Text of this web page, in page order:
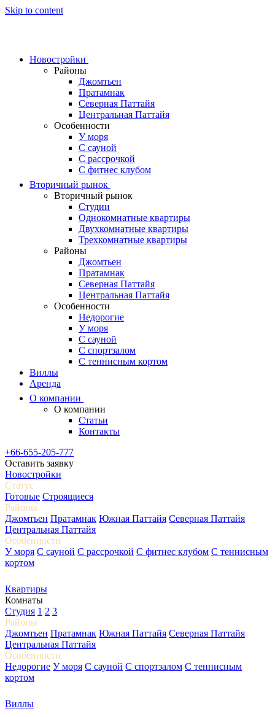
Skip to content
Новостройки
Районы
Джомтьен
Пратамнак
Северная Паттайя
Центральная Паттайя
Особенности
У моря
С сауной
С рассрочкой
С фитнес клубом
Вторичный рынок
Вторичный рынок
Студии
Однокомнатные квартиры
Двухкомнатные квартиры
Трехкомнатные квартиры
Районы
Джомтьен
Пратамнак
Северная Паттайя
Центральная Паттайя
Особенности
Недорогие
У моря
С сауной
С спортзалом
С теннисным кортом
Виллы
Аренда
О компании
О компании
Статьи
Контакты
+66-655-205-777
Оставить заявку
Новостройки
Статус
Готовые Строящиеся
Районы
Джомтьен Пратамнак Южная Паттайя Северная Паттайя
Центральная Паттайя
Особенности
У моря С сауной С рассрочкой С фитнес клубом С теннисным
кортом
Квартиры
Комнаты
Студия 1 2 3
Районы
Джомтьен Пратамнак Южная Паттайя Северная Паттайя
Центральная Паттайя
Особенности
Недорогие У моря С сауной С спортзалом С теннисным
кортом
Виллы